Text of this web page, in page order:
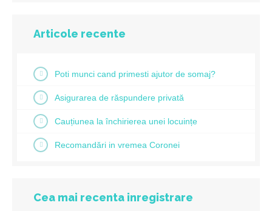
Articole recente
Poti munci cand primesti ajutor de somaj?
Asigurarea de răspundere privată
Cauțiunea la închirierea unei locuințe
Recomandări in vremea Coronei
Cea mai recenta inregistrare